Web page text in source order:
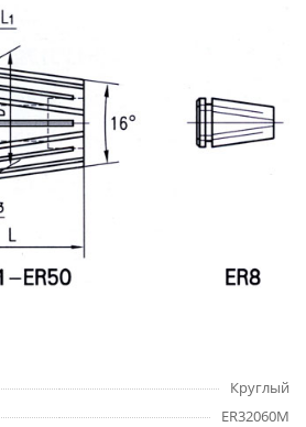
Круглый
ER32060M